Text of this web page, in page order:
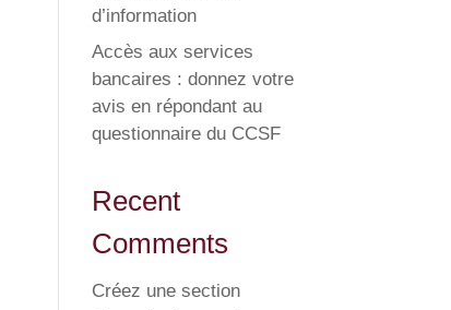
d’information
Accès aux services
bancaires : donnez votre
avis en répondant au
questionnaire du CCSF
Recent
Comments
Créez une section